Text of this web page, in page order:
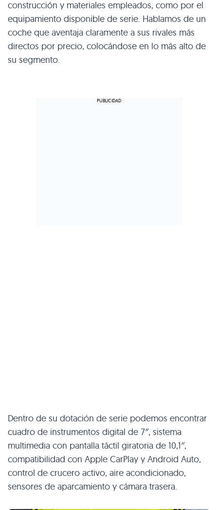
construcción y materiales empleados, como por el
equipamiento disponible de serie. Hablamos de un
coche que aventaja claramente a sus rivales más
directos por precio, colocándose en lo más alto de
su segmento.
Dentro de su dotación de serie podemos encontrar
cuadro de instrumentos digital de 7″, sistema
multimedia con pantalla táctil giratoria de 10,1″,
compatibilidad con Apple CarPlay y Android Auto,
control de crucero activo, aire acondicionado,
sensores de aparcamiento y cámara trasera.